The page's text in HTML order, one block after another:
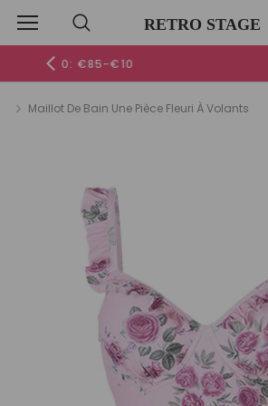
RETRO STAGE
ROBE SANS MANCHES COLORBLOCK ORANGE ET
Maillot De Bain Une Pièce Fleuri À Volants